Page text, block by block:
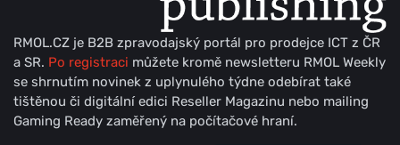
RMOL.CZ je B2B zpravodajský portál pro prodejce ICT z ČR
a SR. Po registraci můžete kromě newsletteru RMOL Weekly
se shrnutím novinek z uplynulého týdne odebírat také
tištěnou či digitální edici Reseller Magazinu nebo mailing
Gaming Ready zaměřený na počítačové hraní.